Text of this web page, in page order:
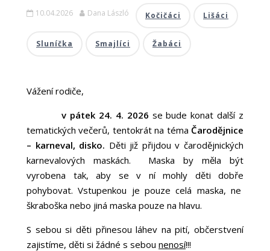
10.04.2026 Dana László Kočičáci Lišáci
Sluníčka Smajlíci Žabáci
Vážení rodiče,
v pátek 24. 4. 2026 se bude konat další z
tematických večerů, tentokrát na téma Čarodějnice
– karneval, disko. Děti již přijdou v čarodějnických
karnevalových maskách. Maska by měla být
vyrobena tak, aby se v ní mohly děti dobře
pohybovat. Vstupenkou je pouze celá maska, ne
škraboška nebo jiná maska pouze na hlavu.
S sebou si děti přinesou láhev na pití, občerstvení
zajistíme, děti si žádné s sebou nenosí!!!